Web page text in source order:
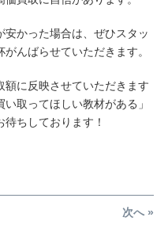
安かった場合は、ぜひスタッ
んばらせていただきます。
額に反映させていただきます
取ってほしい教材がある」
ちしております！
次へ »